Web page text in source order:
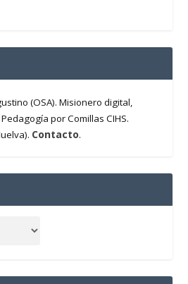
(OSA). Misionero digital,
por Comillas CIHS.
Contacto.